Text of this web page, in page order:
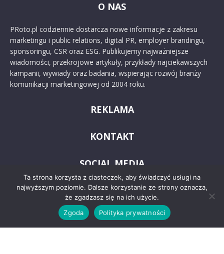
O NAS
PRoto.pl codziennie dostarcza nowe informacje z zakresu
marketingu i public relations, digital PR, employer brandingu,
sponsoringu, CSR oraz ESG. Publikujemy najważniejsze
wiadomości, przekrojowe artykuły, przykłady najciekawszych
kampanii, wywiady oraz badania, wspierając rozwój branży
komunikacji marketingowej od 2004 roku.
REKLAMA
KONTAKT
SOCIAL MEDIA
Ta strona korzysta z ciasteczek, aby świadczyć usługi na
najwyższym poziomie. Dalsze korzystanie ze strony oznacza,
że zgadzasz się na ich użycie.
Zgoda
Polityka prywatności